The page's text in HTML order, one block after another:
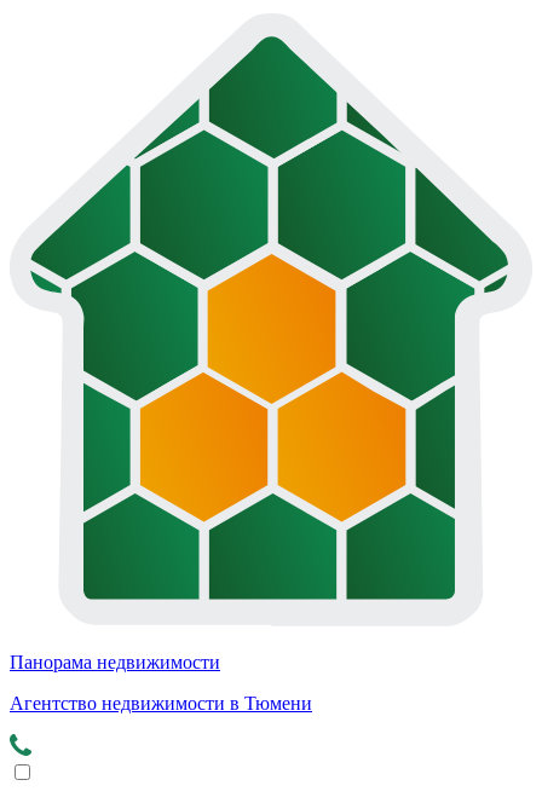
Панорама недвижимости
Агентство недвижимости в Тюмени